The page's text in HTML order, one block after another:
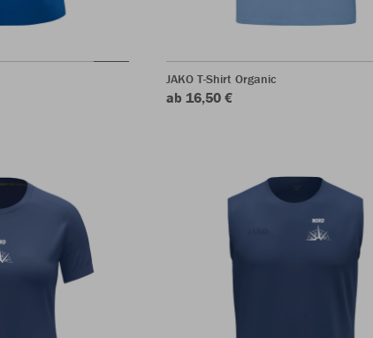
JAKO T-Shirt Organic
ab 16,50 €